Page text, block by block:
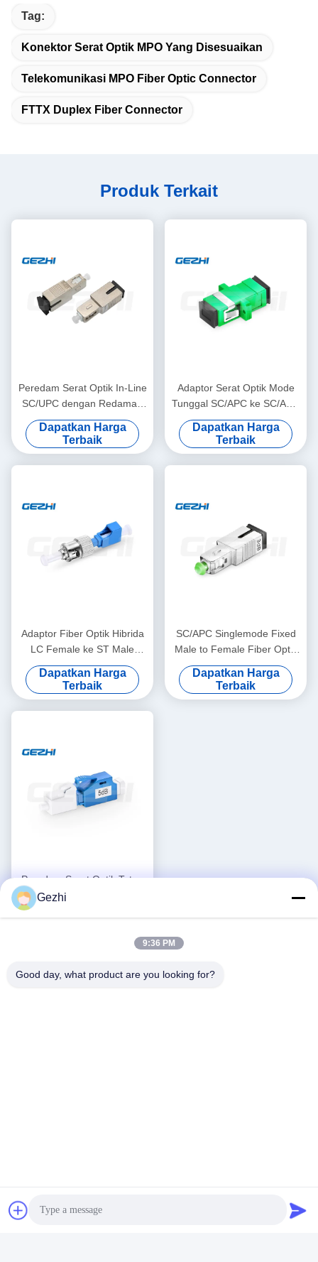
Tag:
Konektor Serat Optik MPO Yang Disesuaikan
Telekomunikasi MPO Fiber Optic Connector
FTTX Duplex Fiber Connector
Produk Terkait
Peredam Serat Optik In-Line
SC/UPC dengan Redaman
0-25dB untuk Panjang
Gelombang 1310/1550nm
Dapatkan Harga
Terbaik
Adaptor Serat Optik Mode
Tunggal SC/APC ke SC/APC
dengan Pemasangan
Berflensa Penuh dan
Selongsong Penyelarasan
Keramik untuk Kehilangan
Dapatkan Harga
Terbaik
Adaptor Fiber Optik Hibrida
LC Female ke ST Male
dengan Kerugian Sisipan
≤0.5dB untuk Jaringan Mode
Tunggal OS2
Dapatkan Harga
Terbaik
SC/APC Singlemode Fixed
Male to Female Fiber Optic
Attenuator dengan
Attenuation 3dB untuk Daya
Optik yang Stabil
Dapatkan Harga
Terbaik
Peredam Serat Optik Tetap
LC/UPC Singlemode 5dB
Dapatkan Harga
Gezhi
9:36 PM
Good day, what product are you looking for?